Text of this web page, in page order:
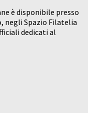
è disponibile presso
Spazio Filatelia
dedicati al